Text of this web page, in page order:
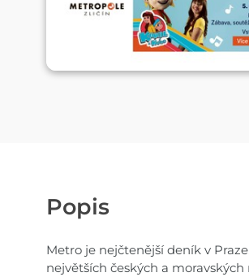
Popis
Metro je nejčtenější deník v
největších českých a